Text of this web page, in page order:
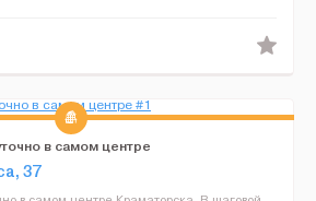
в самом центре
37